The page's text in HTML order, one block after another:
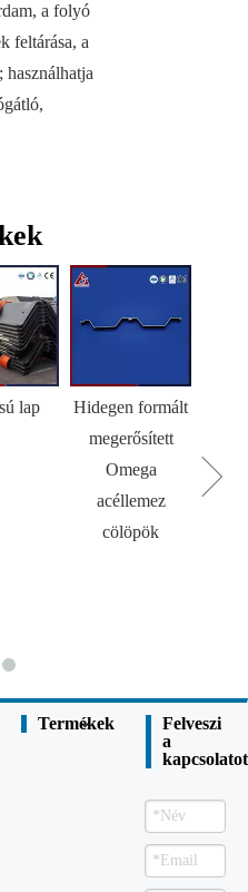
a folyó
feltárása, a
használhatja
lap
Hidegen formált
megerősített
Omega
acéllemez
cölöpök
Termékek
Felveszi
a
kapcsolatot